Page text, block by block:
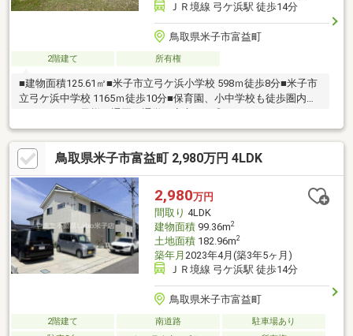
ＪＲ境線 弓ケ浜駅 徒歩14分
鳥取県米子市富益町
2階建て 所有権
■建物面積125.61㎡■米子市立弓ケ浜小学校 598ｍ徒歩8分■米子市
立弓ケ浜中学校 1165ｍ徒歩10分■保育園、小中学校も徒歩圏内に
鳥取県米子市富益町 2,980万円 4LDK
2,980万円
間取り 4LDK
建物面積99.36m2
土地面積182.96m2
築年月 2023年4月(築3年5ヶ月)
ＪＲ境線 弓ケ浜駅 徒歩14分
鳥取県米子市富益町
2階建て 南道路
駐車場あり